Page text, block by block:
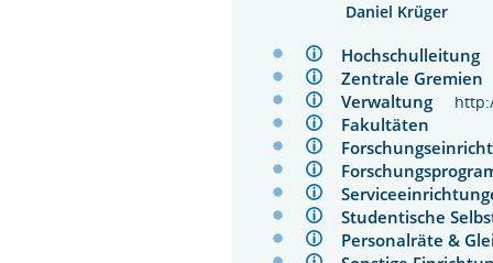
Daniel Krüger
Zentrale
Verwaltung
Fakultäten
Studentische
Personalräte &